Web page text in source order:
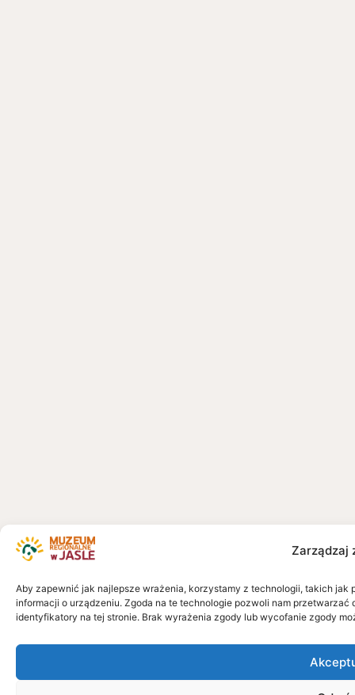
Zarządzaj
Aby zapewnić jak najlepsze wrażenia, korzystamy z technologii, takich
informacji o urządzeniu. Zgoda na te technologie pozwoli nam
identyfikatory na tej stronie. Brak wyrażenia zgody lub wycofanie zgody